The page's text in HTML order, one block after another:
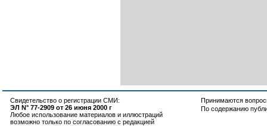
Свидетельство о регистрации СМИ:
ЭЛ N° 77-2909 от 26 июня 2000 г
Любое использование материалов и иллюстраций
возможно только по согласованию с редакцией
Принимаются
По содержанию